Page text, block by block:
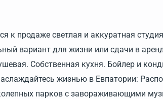
к продаже светлая и аккуратная
вариант для жизни или сдачи в
Собственная кухня. Бойлер и
жизнью в Евпатории:
парков с завораживающими